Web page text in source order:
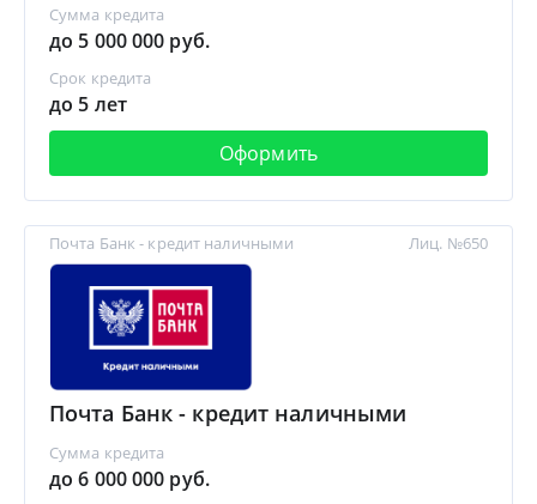
Сумма кредита
до 5 000 000 руб.
Срок кредита
до 5 лет
Оформить
Почта Банк - кредит наличными
Почта Банк - кредит наличными
Сумма кредита
до 6 000 000 руб.
Лиц. №650